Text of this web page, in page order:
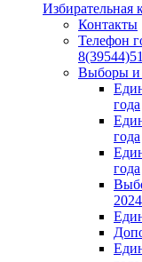
Избирательная
Контакты
Телефон
Выборы и
года
года
года
2024